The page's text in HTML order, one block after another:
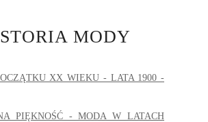
MODY
XX WIEKU - LATA 1900 -
PIĘKNOŚĆ - MODA W LATACH